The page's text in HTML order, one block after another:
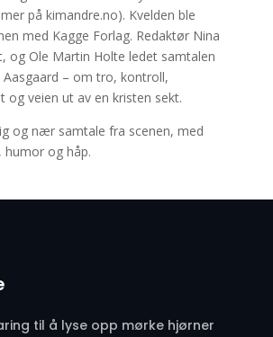
på kimandre.no). Kvelden ble
med Kagge Forlag. Redaktør Nina
og Ole Martin Holte ledet samtalen
– om tro, kontroll,
veien ut av en kristen sekt.
og nær samtale fra scenen, med
humor og håp.
til å lyse opp mørke hjørner